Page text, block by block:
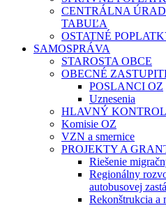
CENTRÁLNA
TABUĽA
OSTATNÉ
SAMOSPRÁVA
STAROSTA OBCE
OBECNÉ
POSLANCI OZ
Uznesenia
HLAVNÝ
Komisie OZ
VZN a smernice
PROJEKTY A
Riešenie
Regionálny
autobusovej
Rekonštrukcia a